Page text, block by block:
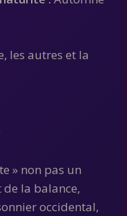
les autres et la
» non pas un
la balance,
occidental,